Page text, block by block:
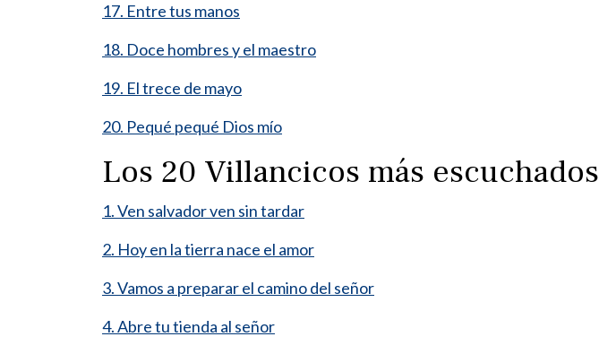
17. Entre tus manos
18. Doce hombres y el maestro
19. El trece de mayo
20. Pequé pequé Dios mío
Los 20 Villancicos más escuchados
1. Ven salvador ven sin tardar
2. Hoy en la tierra nace el amor
3. Vamos a preparar el camino del señor
4. Abre tu tienda al señor